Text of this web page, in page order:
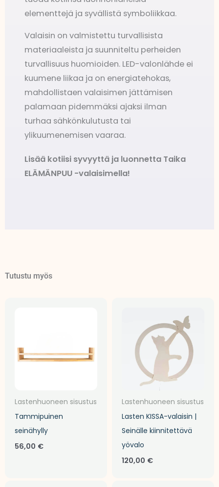
elementtejä ja syvällistä symboliikkaa.
Valaisin on valmistettu turvallisista
materiaaleista ja suunniteltu perheiden
turvallisuus huomioiden. LED-valonlähde ei
kuumene liikaa ja on energiatehokas,
mahdollistaen valaisimen jättämisen
palamaan pidemmäksi ajaksi ilman
turhaa sähkönkulutusta tai
ylikuumenemisen vaaraa.
Lisää kotiisi syvyyttä ja luonnetta Taika
ELÄMÄNPUU -valaisimella!
Tutustu myös
Lastenhuoneen sisustus
Tammipuinen
seinähylly
56,00 €
Lastenhuoneen sisustus
Lasten KISSA-valaisin |
Seinälle kiinnitettävä
yövalo
120,00 €